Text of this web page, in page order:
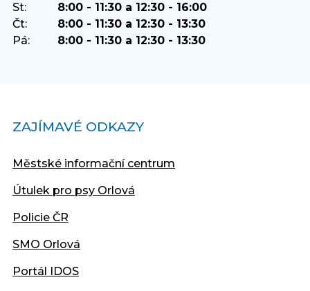
St:
8:00 - 11:30 a 12:30 - 16:00
Čt:
8:00 - 11:30 a 12:30 - 13:30
Pá:
8:00 - 11:30 a 12:30 - 13:30
ZAJÍMAVÉ ODKAZY
Městské informační centrum
Útulek pro psy Orlová
Policie ČR
SMO Orlová
Portál IDOS